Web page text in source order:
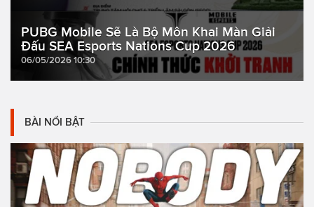
PUBG Mobile Sẽ Là Bộ Môn Khai Màn Giải
Đấu SEA Esports Nations Cup 2026
06/05/2026 10:30
BÀI NỔI BẬT